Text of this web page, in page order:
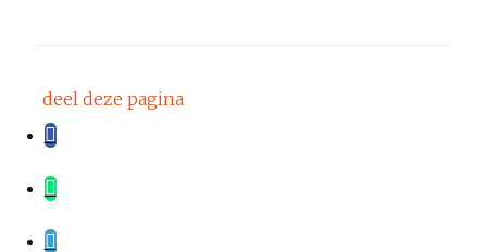
deel deze pagina